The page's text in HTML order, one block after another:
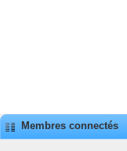
Membres connectés